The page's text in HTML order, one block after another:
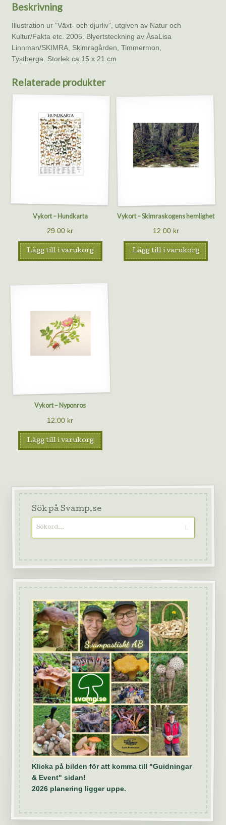
Beskrivning
Illustration ur ”Växt- och djurliv”, utgiven av Natur och
Kultur/Fakta etc. 2005. Blyertsteckning av ÅsaLisa
Linnman/SKIMRA, Skimragården, Timmermon,
Tystberga. Storlek ca 15 x 21 cm
Relaterade produkter
Vykort – Hundkarta
29.00 kr
Lägg till i varukorg
Vykort – Skimraskogens hemlighet
12.00 kr
Lägg till i varukorg
Vykort – Nyponros
12.00 kr
Lägg till i varukorg
Sök på Svamp.se
Klicka på bilden för att komma till "Guidningar
& Event" sidan!
2026 planering ligger uppe.